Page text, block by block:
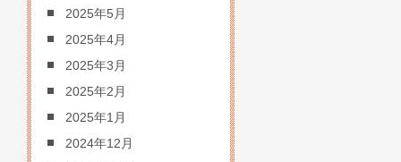
2025年5月
2025年4月
2025年3月
2025年2月
2025年1月
2024年12月